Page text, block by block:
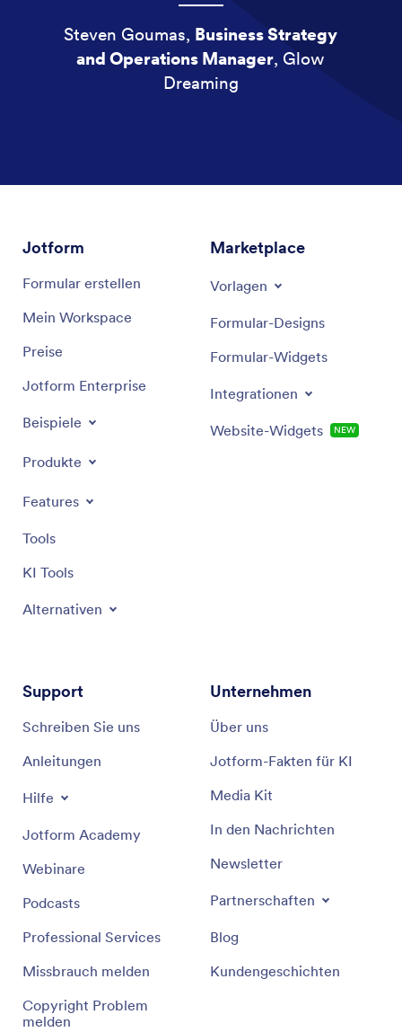
Steven Goumas, Business Strategy
and Operations Manager, Glow
Dreaming
Jotform
Formular erstellen
Mein Workspace
Preise
Jotform Enterprise
Beispiele
Produkte
Features
Tools
KI Tools
Alternativen
Marketplace
Vorlagen
Formular-Designs
Formular-Widgets
Integrationen
Website-Widgets NEW
Support
Schreiben Sie uns
Anleitungen
Hilfe
Jotform Academy
Webinare
Podcasts
Professional Services
Missbrauch melden
Copyright Problem
melden
Unternehmen
Über uns
Jotform-Fakten für KI
Media Kit
In den Nachrichten
Newsletter
Partnerschaften
Blog
Kundengeschichten